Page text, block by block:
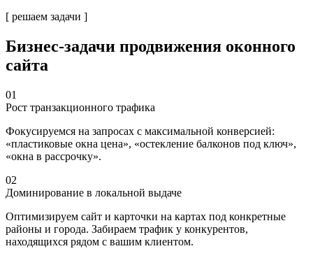
[ решаем задачи ]
Бизнес-задачи продвижения оконного
сайта
01
Рост транзакционного трафика
Фокусируемся на запросах с максимальной конверсией:
«пластиковые окна цена», «остекление балконов под ключ»,
«окна в рассрочку».
02
Доминирование в локальной выдаче
Оптимизируем сайт и карточки на картах под конкретные
районы и города. Забираем трафик у конкурентов,
находящихся рядом с вашим клиентом.